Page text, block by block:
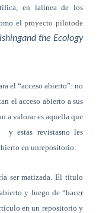
en lalínea de los
elproyecto pilotode
the Ecology
el “acceso abierto”: no
el acceso abierto a sus
a valorar es aquella que
y estas revistasno les
en unrepositorio.
ser matizada. El título
y luego de “hacer
en un repositorio y